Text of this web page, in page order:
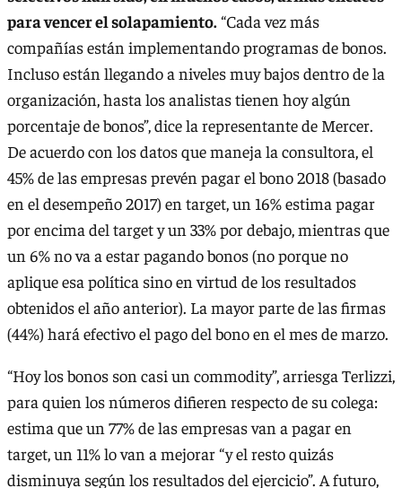
para vencer el solapamiento.“Cada vez más
compañías están implementando programas de bonos.
Incluso están llegando a niveles muy bajos dentro de la
organización, hasta los analistas tienen hoy algún
porcentaje de bonos”, dice la representante de Mercer.
De acuerdo con los datos que maneja la consultora, el
45% de las empresas prevén pagar el bono 2018 (basado
en el desempeño 2017) en target, un 16% estima pagar
por encima del target y un 33% por debajo, mientras que
un 6% no va a estar pagando bonos (no porque no
aplique esa política sino en virtud de los resultados
obtenidos el año anterior). La mayor parte de las firmas
(44%) hará efectivo el pago del bono en el mes de marzo.
“Hoy los bonos son casi un commodity”, arriesga Terlizzi,
para quien los números difieren respecto de su colega:
estima que un 77% de las empresas van a pagar en
target, un 11% lo van a mejorar “y el resto quizás
disminuya según los resultados del ejercicio”. A futuro,